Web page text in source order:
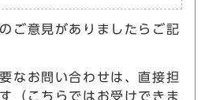
ご意見がありましたらご記
なお問い合わせは、直接担
（こちらではお受けできま